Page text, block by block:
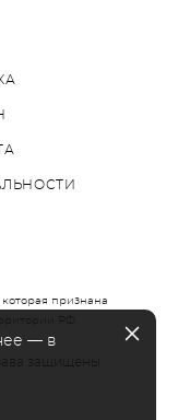
признана
РФ.
защищены
— в